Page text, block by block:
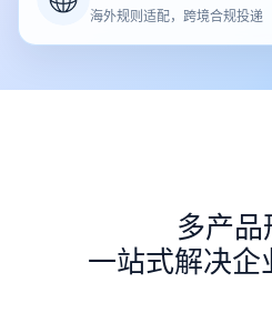
海外规则适配，跨境合规投递
多产品
一站式解决企